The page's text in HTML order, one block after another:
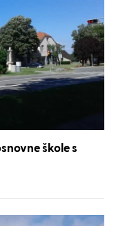
škole s